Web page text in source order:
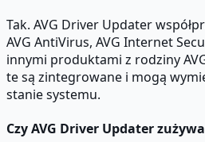
Tak. AVG Driver Updater
AVG AntiVirus, AVG Internet
innymi produktami z rodziny
te są zintegrowane i mogą
stanie systemu.
Czy AVG Driver Updater